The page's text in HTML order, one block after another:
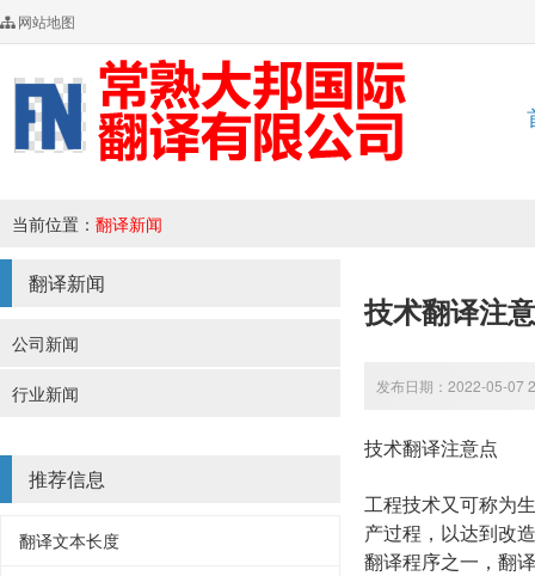
网站地图
当前位置： 翻译新闻
翻译新闻
公司新闻
行业新闻
推荐信息
翻译文本长度
技术翻译注
发布日期：2022-05-07
技术翻译注意点
工程技术又可称为
产过程，以达到改
翻译程序之一，翻